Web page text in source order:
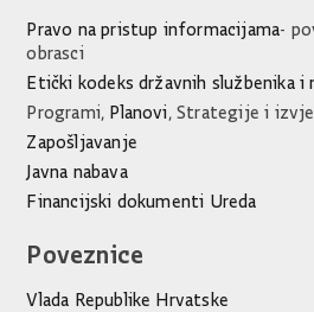
Pravo na pristup informacijama-
obrasci
Etički kodeks državnih službenika i
Programi, Planovi, Strategije i
Zapošljavanje
Javna nabava
Financijski dokumenti Ureda
Poveznice
Vlada Republike Hrvatske